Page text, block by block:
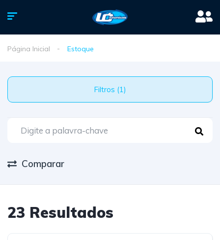
Página Inicial Estoque
Filtros (1)
Comparar
23 Resultados